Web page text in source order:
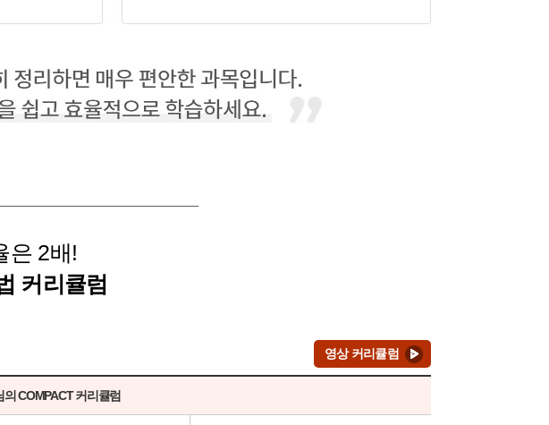
은 2배!
커리큘럼
영상 커리큘럼
COMPACT 커리큘럼